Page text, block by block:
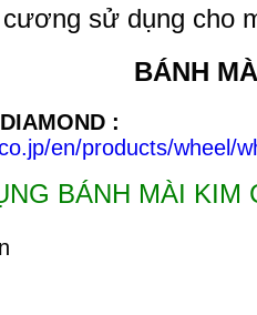
sử dụng cho
BÁNH
:
en/products/wheel/
BÁNH MÀI KIM